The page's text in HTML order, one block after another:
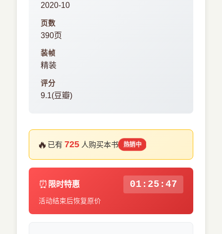
2020-10
页数
390页
装帧
精装
评分
9.1(豆瓣)
🔥 已有725 人购买本书 热销中
⏰ 限时特惠 01:25:46
活动结束后恢复原价